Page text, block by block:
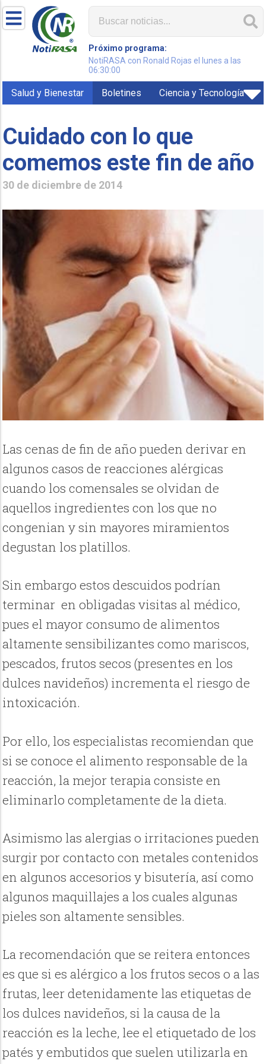
Próximo programa:
NotiRASA con Ronald Rojas el lunes a las
06:30:00
Salud y Bienestar Boletines Ciencia y Tecnología
Cuidado con lo que
comemos este fin de año
30 de diciembre de 2014
Las cenas de fin de año pueden derivar en
algunos casos de reacciones alérgicas
cuando los comensales se olvidan de
aquellos ingredientes con los que no
congenian y sin mayores miramientos
degustan los platillos.
Sin embargo estos descuidos podrían
terminar en obligadas visitas al médico,
pues el mayor consumo de alimentos
altamente sensibilizantes como mariscos,
pescados, frutos secos (presentes en los
dulces navideños) incrementa el riesgo de
intoxicación.
Por ello, los especialistas recomiendan que
si se conoce el alimento responsable de la
reacción, la mejor terapia consiste en
eliminarlo completamente de la dieta.
Asimismo las alergias o irritaciones pueden
surgir por contacto con metales contenidos
en algunos accesorios y bisutería, así como
algunos maquillajes a los cuales algunas
pieles son altamente sensibles.
La recomendación que se reitera entonces
es que si es alérgico a los frutos secos o a las
frutas, leer detenidamente las etiquetas de
los dulces navideños, si la causa de la
reacción es la leche, lee el etiquetado de los
patés y embutidos que suelen utilizarla en